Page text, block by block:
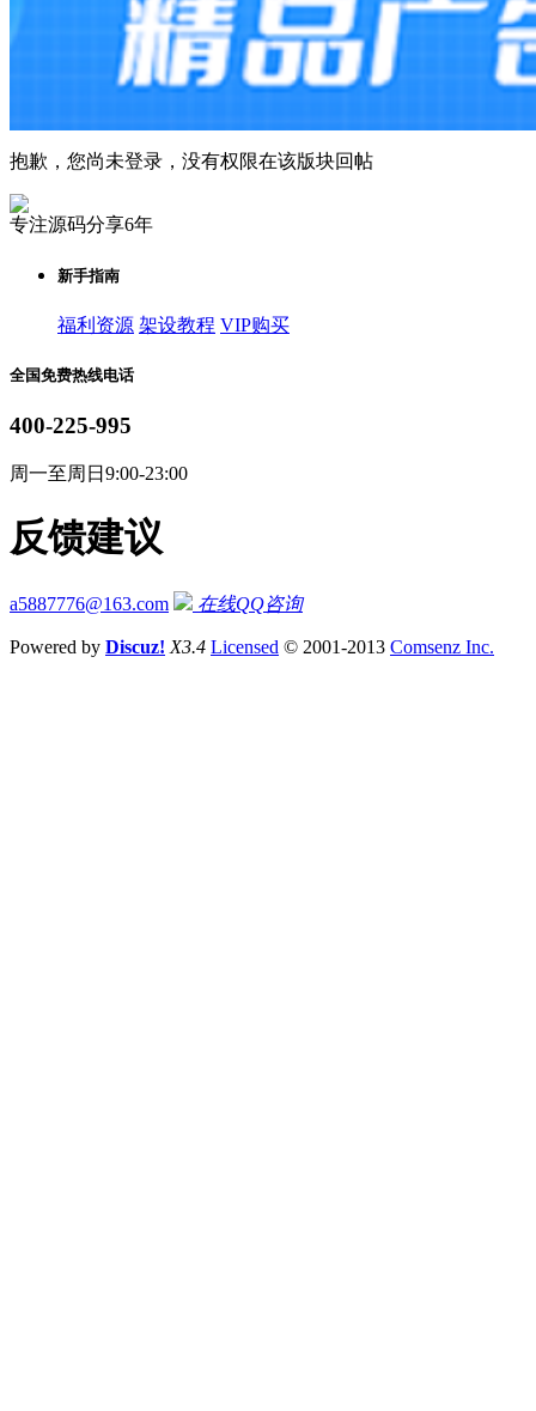
抱歉，您尚未登录，没有权限在该版块回帖
专注源码分享6年
新手指南
福利资源 架设教程 VIP购买
全国免费热线电话
400-225-995
周一至周日9:00-23:00
反馈建议
a5887776@163.com 在线QQ咨询
Powered by Discuz! X3.4 Licensed © 2001-2013 Comsenz Inc.